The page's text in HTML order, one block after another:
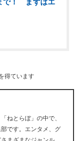
で！ まずはエ
得ています
ねとらぼ」の中で、
です。エンタメ、グ